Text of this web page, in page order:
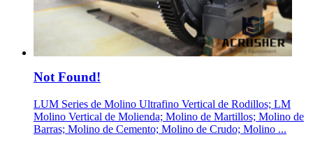
Not Found!
LUM Series de Molino Ultrafino Vertical de Rodillos; LM
Molino Vertical de Molienda; Molino de Martillos; Molino de
Barras; Molino de Cemento; Molino de Crudo; Molino ...